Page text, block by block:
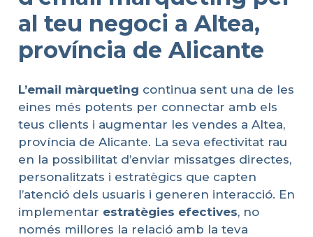
al teu negoci a Altea,
província de Alicante
L’email màrqueting continua sent una de les
eines més potents per connectar amb els
teus clients i augmentar les vendes a Altea,
província de Alicante. La seva efectivitat rau
en la possibilitat d’enviar missatges directes,
personalitzats i estratègics que capten
l’atenció dels usuaris i generen interacció. En
implementar estratègies efectives, no
només millores la relació amb la teva